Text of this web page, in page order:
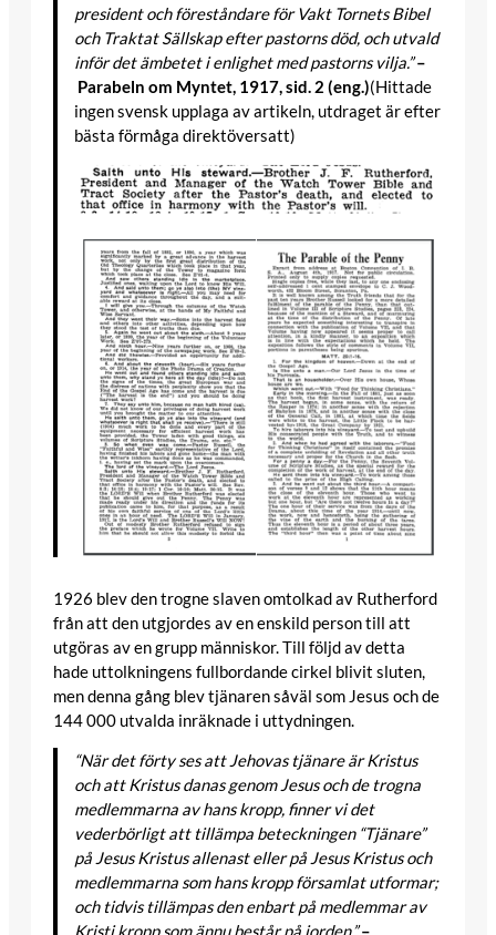
president och föreståndare för Vakt Tornets Bibel
och Traktat Sällskap efter pastorns död, och utvald
inför det ämbetet i enlighet med pastorns vilja.”–
Parabeln om Myntet, 1917, sid. 2 (eng.)(Hittade
ingen svensk upplaga av artikeln, utdraget är efter
bästa förmåga direktöversatt)
1926 blev den trogne slaven omtolkad av Rutherford
från att den utgjordes av en enskild person till att
utgöras av en grupp människor. Till följd av detta
hade uttolkningens fullbordande cirkel blivit sluten,
men denna gång blev tjänaren såväl som Jesus och de
144 000 utvalda inräknade i uttydningen.
“När det förty ses att Jehovas tjänare är Kristus
och att Kristus danas genom Jesus och de trogna
medlemmarna av hans kropp, finner vi det
vederbörligt att tillämpa beteckningen “Tjänare”
på Jesus Kristus allenast eller på Jesus Kristus och
medlemmarna som hans kropp församlat utformar;
och tidvis tillämpas den enbart på medlemmar av
Kristi kropp som ännu består på jorden.”–